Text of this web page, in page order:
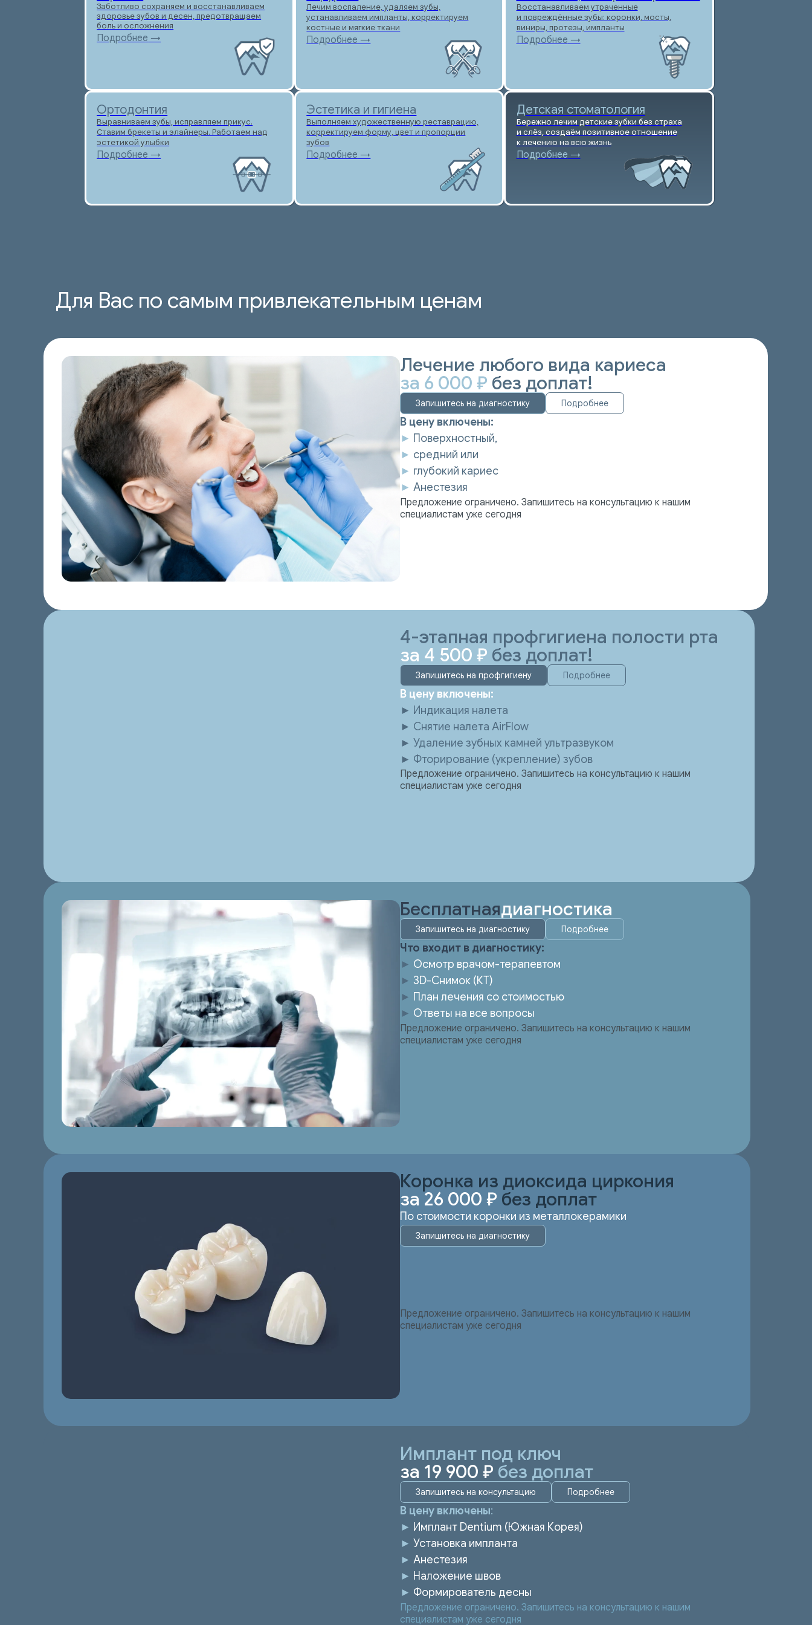
Ортодонтия
Ставим брекеты и элайнеры. Работаем над
Эстетика и гигиена
Выполняем художественную реставрацию,
Детская стоматология
Бережно лечим детские зубки без страха
и слёз, создаём позитивное отношение
к лечению на всю жизнь
Подробнее
Для Вас по самым привлекательным ценам
Лечение любого вида кариеса
за 6 000 ₽ без доплат!
Запишитесь на диагностику Подробнее
В цену включены:
► Поверхностный,
► средний или
► глубокий кариес
► Анестезия
Предложение ограничено. Запишитесь на консультацию к нашим
специалистам уже сегодня
4-этапная профгигиена полости рта
за 4 500 ₽ без доплат!
Запишитесь на профгигиену Подробнее
В цену включены:
► Индикация налета
► Снятие налета AirFlow
► Удаление зубных камней ультразвуком
► Фторирование (укрепление) зубов
Предложение ограничено. Запишитесь на консультацию к нашим
специалистам уже сегодня
Бесплатнаядиагностика
Запишитесь на диагностику Подробнее
Что входит в диагностику:
► Осмотр врачом-терапевтом
► 3D-Снимок (КТ)
► План лечения со стоимостью
► Ответы на все вопросы
Предложение ограничено. Запишитесь на консультацию к нашим
специалистам уже сегодня
Коронка из диоксида циркония
за 26 000 ₽ без доплат
По стоимости коронки из металлокерамики
Запишитесь на диагностику
Предложение ограничено. Запишитесь на консультацию к нашим
специалистам уже сегодня
Имплант под ключ
за 19 900 ₽ без доплат
Запишитесь на консультацию Подробнее
В цену включены:
► Имплант Dentium (Южная Корея)
► Установка импланта
► Анестезия
► Наложение швов
► Формирователь десны
Предложение ограничено. Запишитесь на консультацию к нашим
специалистам уже сегодня